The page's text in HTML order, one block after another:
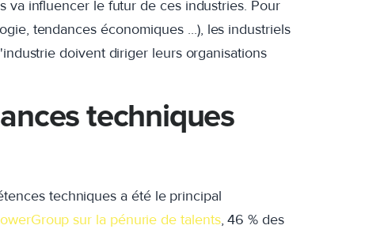
va influencer le futur de ces industries. Pour
tendances économiques ...), les industriels
doivent diriger leurs organisations
techniques
techniques a été le principal
sur la pénurie de talents, 46 % des